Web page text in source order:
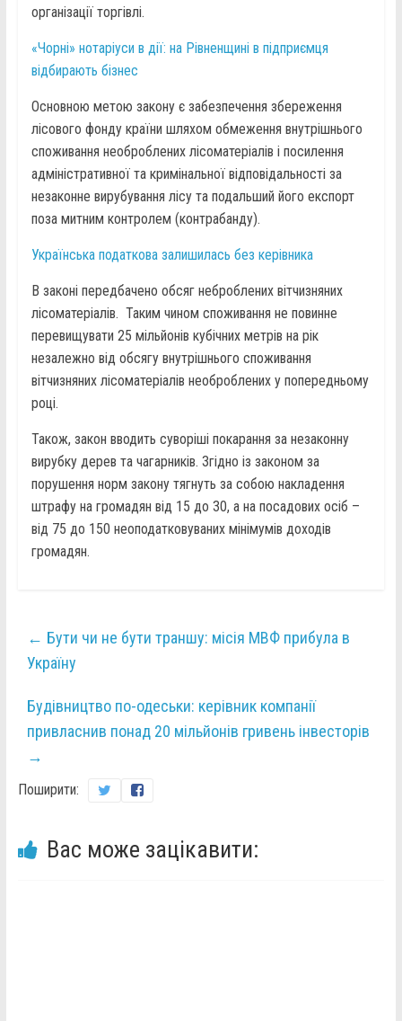
організації торгівлі.
«Чорні» нотаріуси в дії: на Рівненщині в підприємця
відбирають бізнес
Основною метою закону є забезпечення збереження
лісового фонду країни шляхом обмеження внутрішнього
споживання необроблених лісоматеріалів і посилення
адміністративної та кримінальної відповідальності за
незаконне вирубування лісу та подальший його експорт
поза митним контролем (контрабанду).
Українська податкова залишилась без керівника
В законі передбачено обсяг неброблених вітчизняних
лісоматеріалів. Таким чином споживання не повинне
перевищувати 25 мільйонів кубічних метрів на рік
незалежно від обсягу внутрішнього споживання
вітчизняних лісоматеріалів необроблених у попередньому
році.
Також, закон вводить суворіші покарання за незаконну
вирубку дерев та чагарників. Згідно із законом за
порушення норм закону тягнуть за собою накладення
штрафу на громадян від 15 до 30, а на посадових осіб –
від 75 до 150 неоподатковуваних мінімумів доходів
громадян.
← Бути чи не бути траншу: місія МВФ прибула в
Україну
Будівництво по-одеськи: керівник компанії
привласнив понад 20 мільйонів гривень інвесторів
→
Поширити:
Вас може зацікавити: